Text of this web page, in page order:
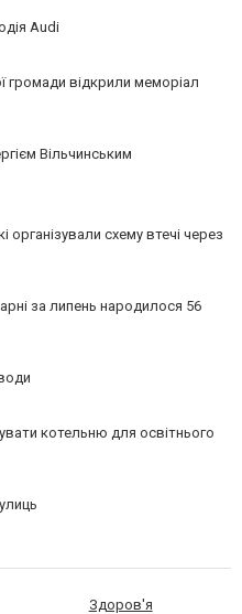
Audi
громади відкрили меморіал
Вільчинським
організували схему втечі через
за липень народилося 56
котельню для освітнього
Здоров'я